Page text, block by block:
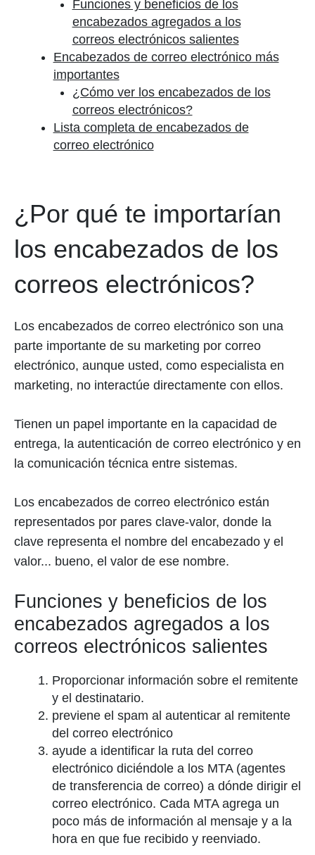
Funciones y beneficios de los
encabezados agregados a los
correos electrónicos salientes
Encabezados de correo electrónico más
importantes
¿Cómo ver los encabezados de los
correos electrónicos?
Lista completa de encabezados de
correo electrónico
¿Por qué te importarían
los encabezados de los
correos electrónicos?
Los encabezados de correo electrónico son una
parte importante de su marketing por correo
electrónico, aunque usted, como especialista en
marketing, no interactúe directamente con ellos.
Tienen un papel importante en la capacidad de
entrega, la autenticación de correo electrónico y en
la comunicación técnica entre sistemas.
Los encabezados de correo electrónico están
representados por pares clave-valor, donde la
clave representa el nombre del encabezado y el
valor... bueno, el valor de ese nombre.
Funciones y beneficios de los
encabezados agregados a los
correos electrónicos salientes
Proporcionar información sobre el remitente
y el destinatario.
previene el spam al autenticar al remitente
del correo electrónico
ayude a identificar la ruta del correo
electrónico diciéndole a los MTA (agentes
de transferencia de correo) a dónde dirigir el
correo electrónico. Cada MTA agrega un
poco más de información al mensaje y a la
hora en que fue recibido y reenviado.